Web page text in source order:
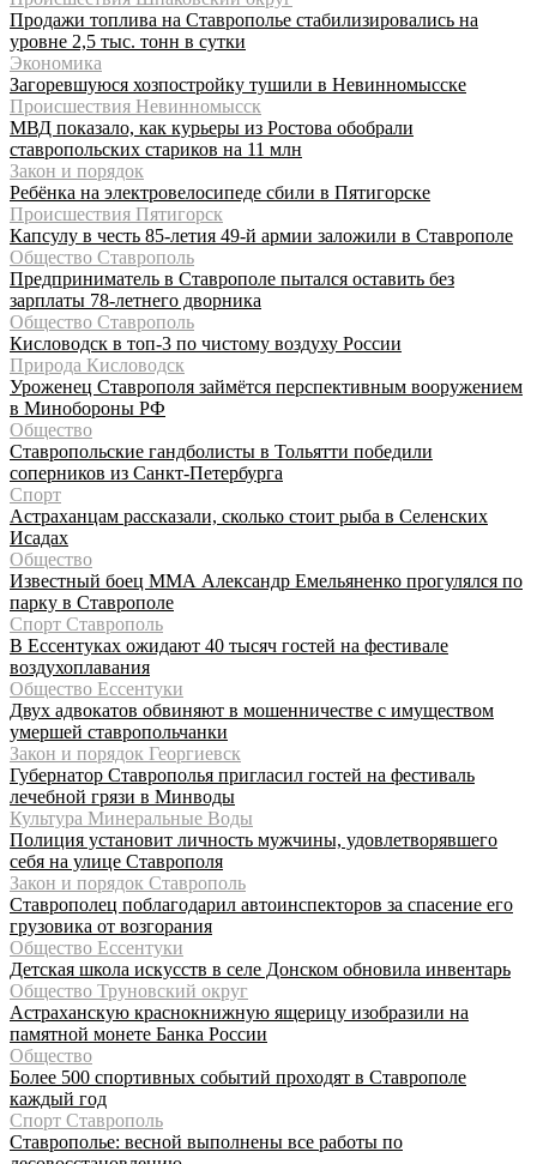
Продажи топлива на Ставрополье стабилизировались на
уровне 2,5 тыс. тонн в сутки
Экономика
Загоревшуюся хозпостройку тушили в Невинномысске
Происшествия Невинномысск
МВД показало, как курьеры из Ростова обобрали
ставропольских стариков на 11 млн
Закон и порядок
Ребёнка на электровелосипеде сбили в Пятигорске
Происшествия Пятигорск
Капсулу в честь 85-летия 49-й армии заложили в Ставрополе
Общество Ставрополь
Предприниматель в Ставрополе пытался оставить без
зарплаты 78-летнего дворника
Общество Ставрополь
Кисловодск в топ-3 по чистому воздуху России
Природа Кисловодск
Уроженец Ставрополя займётся перспективным вооружением
в Минобороны РФ
Общество
Ставропольские гандболисты в Тольятти победили
соперников из Санкт-Петербурга
Спорт
Астраханцам рассказали, сколько стоит рыба в Селенских
Исадах
Общество
Известный боец ММА Александр Емельяненко прогулялся по
парку в Ставрополе
Спорт Ставрополь
В Ессентуках ожидают 40 тысяч гостей на фестивале
воздухоплавания
Общество Ессентуки
Двух адвокатов обвиняют в мошенничестве с имуществом
умершей ставропольчанки
Закон и порядок Георгиевск
Губернатор Ставрополья пригласил гостей на фестиваль
лечебной грязи в Минводы
Культура Минеральные Воды
Полиция установит личность мужчины, удовлетворявшего
себя на улице Ставрополя
Закон и порядок Ставрополь
Ставрополец поблагодарил автоинспекторов за спасение его
грузовика от возгорания
Общество Ессентуки
Детская школа искусств в селе Донском обновила инвентарь
Общество Труновский округ
Астраханскую краснокнижную ящерицу изобразили на
памятной монете Банка России
Общество
Более 500 спортивных событий проходят в Ставрополе
каждый год
Спорт Ставрополь
Ставрополье: весной выполнены все работы по